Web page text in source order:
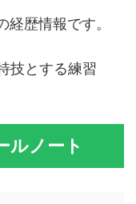
歴情報です。
技とする練習
ルノート